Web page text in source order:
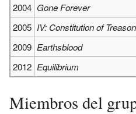
2004 Gone Forever
2005 IV: Constitution of Treason
2009 Earthsblood
2012 Equilibrium
Miembros del